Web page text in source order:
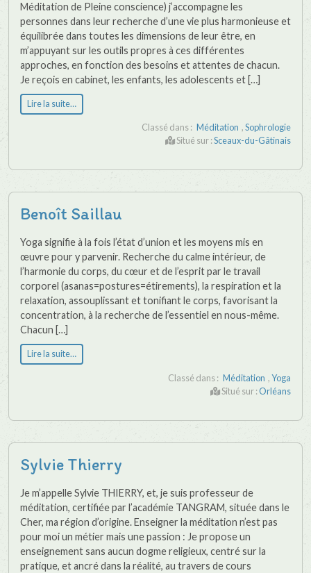
Méditation de Pleine conscience) j’accompagne les
personnes dans leur recherche d’une vie plus harmonieuse et
équilibrée dans toutes les dimensions de leur être, en
m’appuyant sur les outils propres à ces différentes
approches, en fonction des besoins et attentes de chacun.
Je reçois en cabinet, les enfants, les adolescents et […]
Lire la suite…
Classé dans : Méditation ,Sophrologie
Situé sur :Sceaux-du-Gâtinais
Benoît Saillau
Yoga signifie à la fois l’état d’union et les moyens mis en
œuvre pour y parvenir. Recherche du calme intérieur, de
l’harmonie du corps, du cœur et de l’esprit par le travail
corporel (asanas=postures=étirements), la respiration et la
relaxation, assouplissant et tonifiant le corps, favorisant la
concentration, à la recherche de l’essentiel en nous-même.
Chacun […]
Lire la suite…
Classé dans : Méditation ,Yoga
Situé sur :Orléans
Sylvie Thierry
Je m’appelle Sylvie THIERRY, et, je suis professeur de
méditation, certifiée par l’académie TANGRAM, située dans le
Cher, ma région d’origine. Enseigner la méditation n’est pas
pour moi un métier mais une passion : Je propose un
enseignement sans aucun dogme religieux, centré sur la
pratique, et ancré dans la réalité, au travers de cours